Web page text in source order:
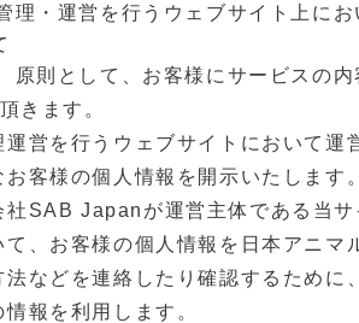
・運営を⾏うウェブサイト上に
則として、お客様にサービスの
きます。
営を⾏うウェブサイトにおいて
客様の個⼈情報を開⽰いたしま
社SAB Japanが運営主体である当
、お客様の個⼈情報を⽇本アニマ
法などを連絡したり確認するため
報を利⽤します。